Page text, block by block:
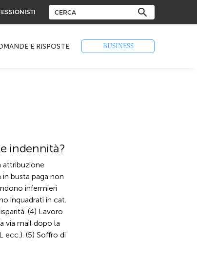
E RISPOSTE BUSINESS
indennità?
attribuzione
busta paga non
infermieri
inquadrati in cat.
(4) Lavoro
via mail dopo la
ecc.). (5) Soffro di